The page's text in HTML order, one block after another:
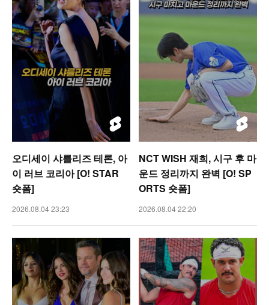
오디세이 샤를리즈 테론, 아
이 러브 코리아 [O! STAR
숏폼]
2026.08.04 23:23
NCT WISH 재희, 시구 후 마
운드 정리까지 완벽 [O! SP
ORTS 숏폼]
2026.08.04 22:20